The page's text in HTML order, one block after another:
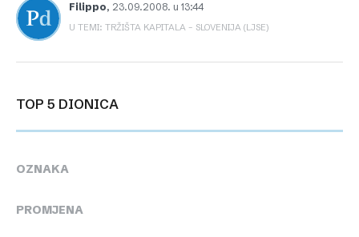
Filippo, 23.09.2008. u 13:44
U TEMI: TRŽIŠTA KAPITALA – SLOVENIJA (LJSE)
TOP 5 DIONICA
OZNAKA
PROMJENA